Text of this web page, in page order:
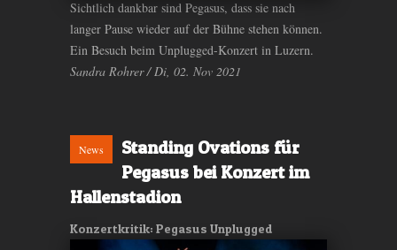
Sichtlich dankbar sind Pegasus, dass sie nach
langer Pause wieder auf der Bühne stehen können.
Ein Besuch beim Unplugged-Konzert in Luzern.
Sandra Rohrer / Di, 02. Nov 2021
News
Standing Ovations für
Pegasus bei Konzert im
Hallenstadion
Konzertkritik: Pegasus Unplugged